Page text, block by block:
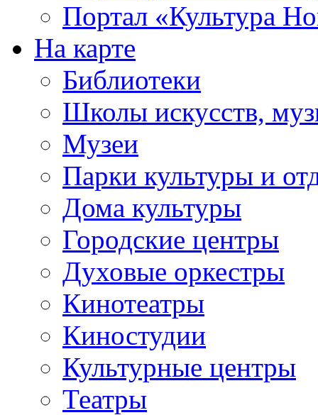
Портал «Культура
На карте
Библиотеки
Школы искусств,
Музеи
Парки культуры и
Дома культуры
Городские центры
Духовые оркестры
Кинотеатры
Киностудии
Культурные центры
Театры